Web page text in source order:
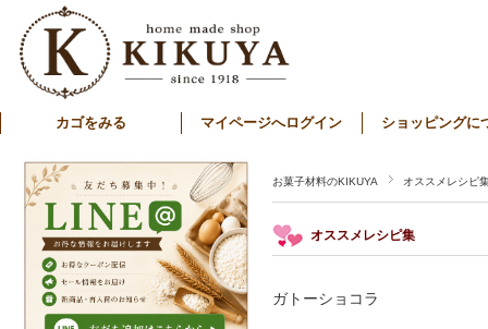
カゴをみる マイページへログイン ショッピングに
お菓子材料のKIKUYA オススメレシピ
オススメレシピ集
ガトーショコラ